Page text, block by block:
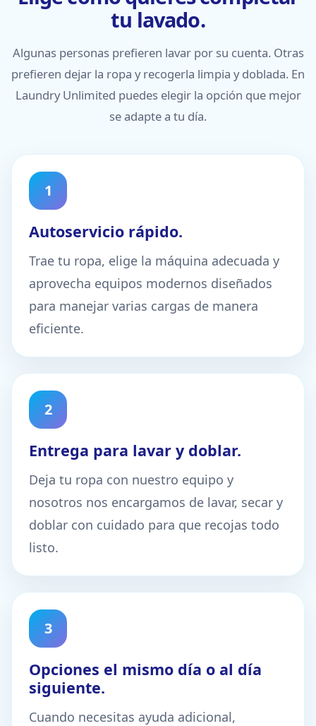
tu lavado.
Algunas personas prefieren lavar por su cuenta. Otras
prefieren dejar la ropa y recogerla limpia y doblada. En
Laundry Unlimited puedes elegir la opción que mejor
se adapte a tu día.
1
Autoservicio rápido.
Trae tu ropa, elige la máquina adecuada y
aprovecha equipos modernos diseñados
para manejar varias cargas de manera
eficiente.
2
Entrega para lavar y doblar.
Deja tu ropa con nuestro equipo y
nosotros nos encargamos de lavar, secar y
doblar con cuidado para que recojas todo
listo.
3
Opciones el mismo día o al día
siguiente.
Cuando necesitas ayuda adicional,